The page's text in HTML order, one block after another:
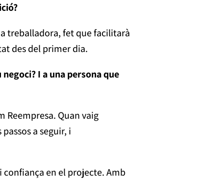
treballadora, fet que facilitarà
des del primer dia.
I a una persona que
Reempresa. Quan vaig
a seguir, i
en el projecte. Amb